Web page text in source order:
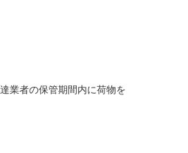
業者の保管期間内に荷物を